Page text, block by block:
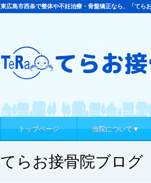
東広島市西条で整体や不妊治療・骨盤矯正なら、「てらお
トップページ 当院について▼
てらお接骨院ブログ